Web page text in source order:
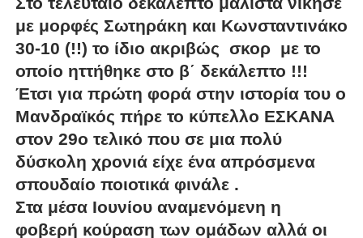
με μορφές Σωτηράκη και Κωνσταντινάκο
30-10 (!!) το ίδιο ακριβώς σκορ με το
οποίο ηττήθηκε στο β΄ δεκάλεπτο !!!
Έτσι για πρώτη φορά στην ιστορία του ο
Μανδραϊκός πήρε το κύπελλο ΕΣΚΑΝΑ
στον 29ο τελικό που σε μια πολύ
δύσκολη χρονιά είχε ένα απρόσμενα
σπουδαίο ποιοτικά φινάλε .
Στα μέσα Ιουνίου αναμενόμενη η
φοβερή κούραση των ομάδων αλλά οι